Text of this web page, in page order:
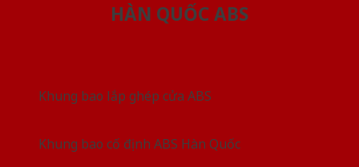
HÀN QUỐC ABS
Khung bao lắp ghép cửa ABS
Khung bao cố định ABS Hàn Quốc